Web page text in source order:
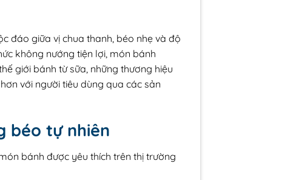
đáo giữa vị chua thanh, béo nhẹ và độ
không nướng tiện lợi, món bánh
giới bánh từ sữa, những thương hiệu
với người tiêu dùng qua các sản
béo tự nhiên
bánh được yêu thích trên thị trường